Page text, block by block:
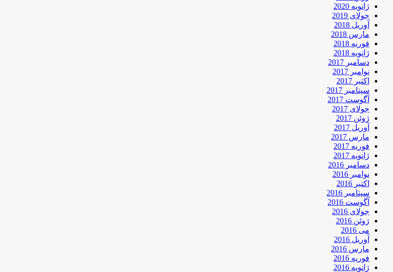
ژانویه 2020
جولای 2019
آوریل 2018
مارس 2018
فوریه 2018
ژانویه 2018
دسامبر 2017
نوامبر 2017
اکتبر 2017
سپتامبر 2017
آگوست 2017
جولای 2017
ژوئن 2017
آوریل 2017
مارس 2017
فوریه 2017
ژانویه 2017
دسامبر 2016
نوامبر 2016
اکتبر 2016
سپتامبر 2016
آگوست 2016
جولای 2016
ژوئن 2016
می 2016
آوریل 2016
مارس 2016
فوریه 2016
ژانویه 2016